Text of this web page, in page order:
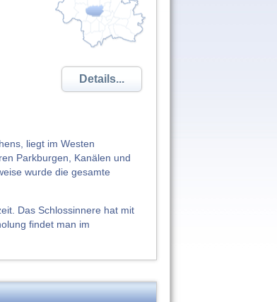
Details...
liegt im Westen
Parkburgen, Kanälen und
wurde die gesamte
Das Schlossinnere hat mit
findet man im